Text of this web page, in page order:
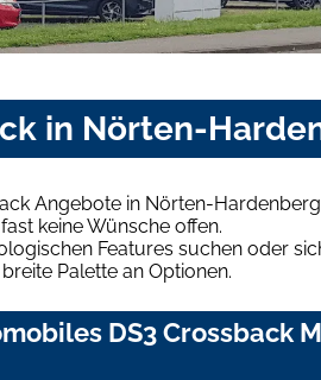
in Nörten-
Angebote in Nörten-
keine Wünsche offen.
Features suchen oder
Palette an Optionen.
DS3